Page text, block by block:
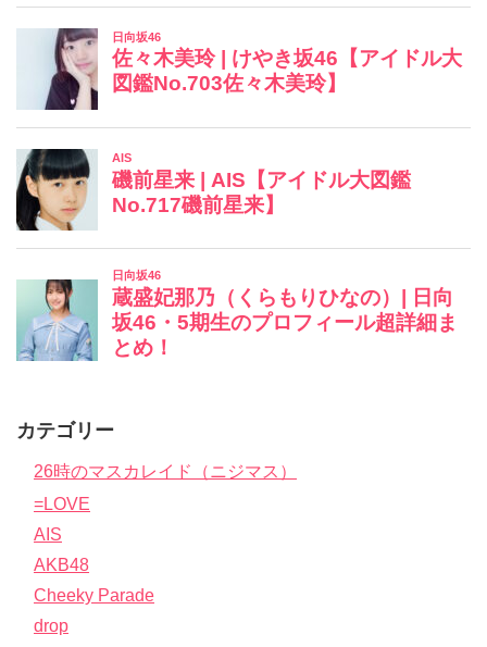
カテゴリー
26時のマスカレイド（ニジマス）
=LOVE
AIS
AKB48
Cheeky Parade
drop